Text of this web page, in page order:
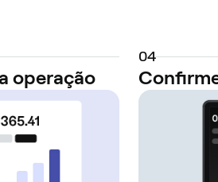
operação
04